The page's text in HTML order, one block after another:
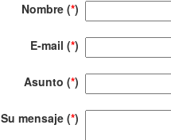
Nombre (*)
E-mail (*)
Asunto (*)
Su mensaje (*)